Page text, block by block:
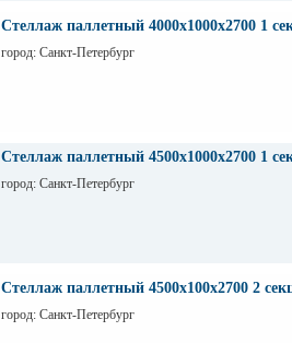
Стеллаж паллетный 4000х1000х2700 1
город: Санкт-Петербург
Стеллаж паллетный 4500х1000х2700 1
город: Санкт-Петербург
Стеллаж паллетный 4500х100х2700 2
город: Санкт-Петербург